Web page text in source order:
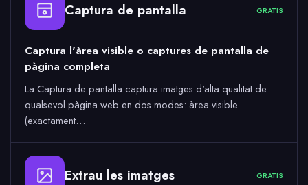
Captura de pantalla GRATIS
Captura l'àrea visible o captures de pantalla de
pàgina completa
La Captura de pantalla captura imatges d'alta qualitat de
qualsevol pàgina web en dos modes: àrea visible
(exactament…
Extrau les imatges GRATIS